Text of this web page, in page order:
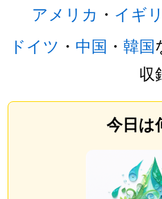
アメリカ ・ イギ
ドイツ ・ 中国 ・ 韓国
収
今日は